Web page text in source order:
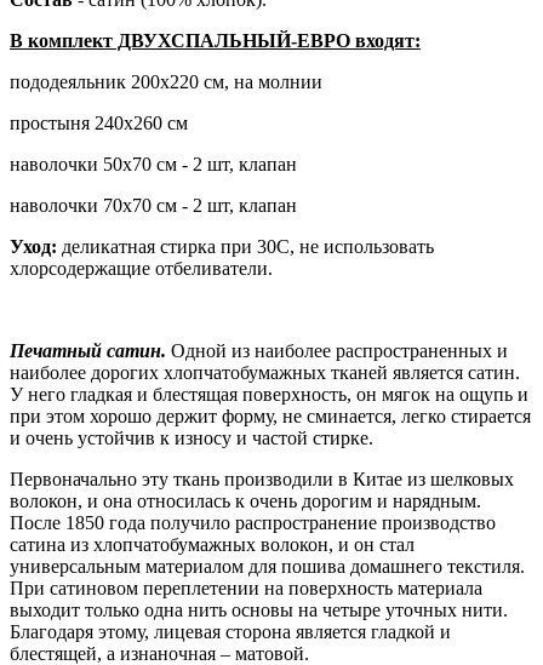
В комплект ДВУХСПАЛЬНЫЙ-ЕВРО входят:
пододеяльник 200х220 см, на молнии
простыня 240х260 см
наволочки 50х70 см - 2 шт, клапан
наволочки 70х70 см - 2 шт, клапан
Уход: деликатная стирка при 30С, не использовать
хлорсодержащие отбеливатели.
Печатный сатин. Одной из наиболее распространенных и
наиболее дорогих хлопчатобумажных тканей является сатин.
У него гладкая и блестящая поверхность, он мягок на ощупь и
при этом хорошо держит форму, не сминается, легко стирается
и очень устойчив к износу и частой стирке.
Первоначально эту ткань производили в Китае из шелковых
волокон, и она относилась к очень дорогим и нарядным.
После 1850 года получило распространение производство
сатина из хлопчатобумажных волокон, и он стал
универсальным материалом для пошива домашнего текстиля.
При сатиновом переплетении на поверхность материала
выходит только одна нить основы на четыре уточных нити.
Благодаря этому, лицевая сторона является гладкой и
блестящей, а изнаночная – матовой.